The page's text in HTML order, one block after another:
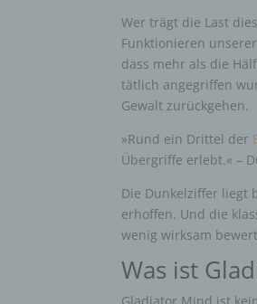
Wer trägt die Last
Funktionieren
dass mehr als die
tätlich angegriffen
Gewalt zurückgehen.
»Rund ein Drittel der
Übergriffe erlebt.« –
Die Dunkelziffer liegt
erhoffen. Und die
wenig wirksam
Was ist